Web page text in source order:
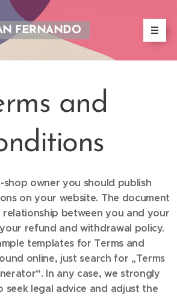
FERNANDO
and
shop owner you should publish
on your website. The document
between you and your
refund and withdrawal policy.
templates for Terms and
online, just search for „Terms
In any case, we strongly
seek legal advice and adjust the